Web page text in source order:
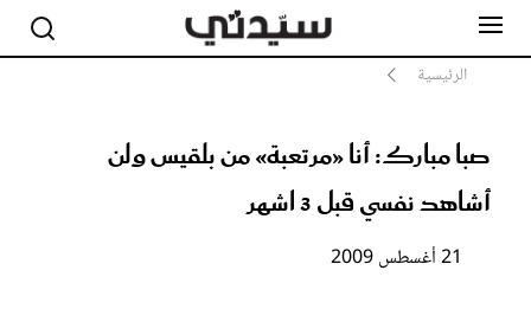
الرئيسية
صبا مبارك: أنا «مرتعبة» من بلقيس ولن
أشاهد نفسي قبل 3 اشهر
21 أغسطس 2009
مشاهير
أناقة
صحة ورشاقة